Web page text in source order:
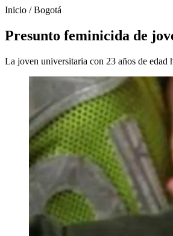
Inicio /Bogotá
Presunto feminicida de
La joven universitaria con 23 años de edad